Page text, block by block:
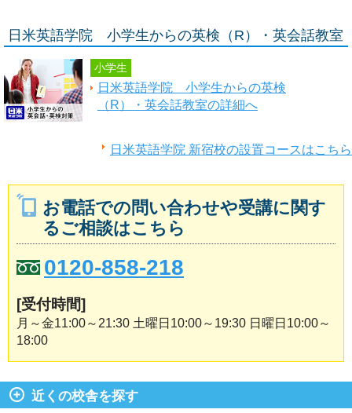
日米英語学院 新宿校の設置コースはこちら
日米英語学院 小学生からの英検（R）・英会話教室
小学生
日米英語学院 小学生からの英検
（R）・英会話教室の詳細へ
お電話での問い合わせや受講に関す
るご相談はこちら
0120-858-218
[受付時間]
月～金11:00～21:30 土曜日10:00～19:30 日曜日10:00～
18:00
近くの校舎を探す